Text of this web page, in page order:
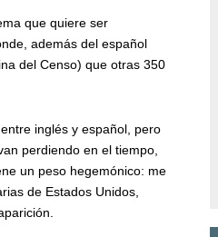
que quiere ser
además del español
del Censo) que otras 350
inglés y español, pero
perdiendo en el tiempo,
un peso hegemónico: me
de Estados Unidos,